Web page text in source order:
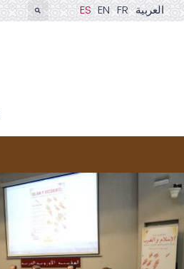
ES EN FR العربية